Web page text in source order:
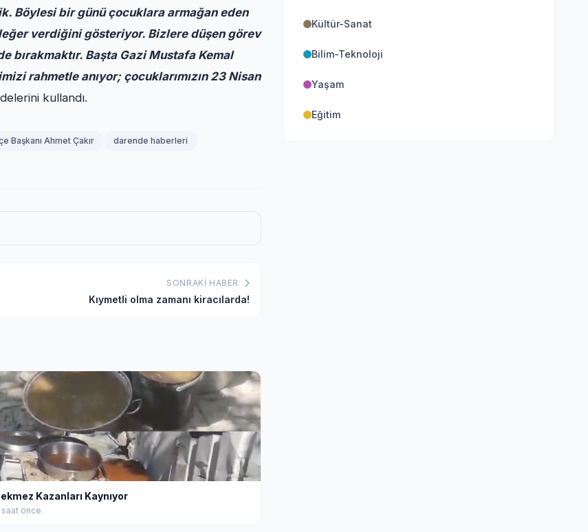
Böylesi bir günü çocuklara armağan eden
verdiğini gösteriyor. Bizlere düşen görev
bırakmaktır. Başta Gazi Mustafa Kemal
rahmetle anıyor; çocuklarımızın 23 Nisan
kullandı.
Başkanı Ahmet Çakır
darende haberleri
SONRAKI HABER
Kıymetli olma zamanı kiracılarda!
Kazanları Kaynıyor
saat önce
Kültür-Sanat
Bilim-Teknoloji
Yaşam
Eğitim